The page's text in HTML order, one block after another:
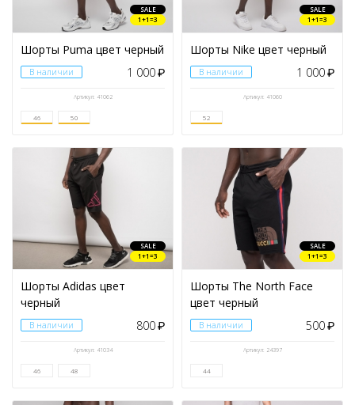
SALE
1+1=3
Шорты Puma цвет черный
В наличии 1 000₽
Артикул: 41062
46 50
SALE
1+1=3
Шорты Nike цвет черный
В наличии 1 000₽
Артикул: 41060
52
SALE
1+1=3
Шорты Adidas цвет
черный
В наличии 800₽
Артикул: 41034
46 48
SALE
1+1=3
Шорты The North Face
цвет черный
В наличии 500₽
Артикул: 24397
44